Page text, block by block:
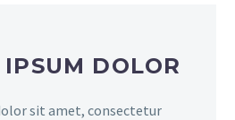
IPSUM DOLOR
sit amet, consectetur